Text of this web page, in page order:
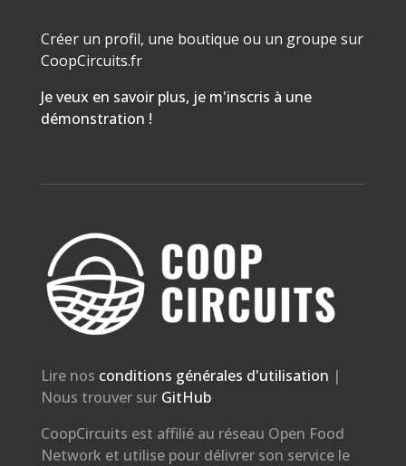
Créer un profil, une boutique ou un groupe sur
CoopCircuits.fr
Je veux en savoir plus, je m'inscris à une
démonstration !
Lire nos conditions générales d'utilisation |
Nous trouver sur GitHub
CoopCircuits est affilié au réseau Open Food
Network et utilise pour délivrer son service le